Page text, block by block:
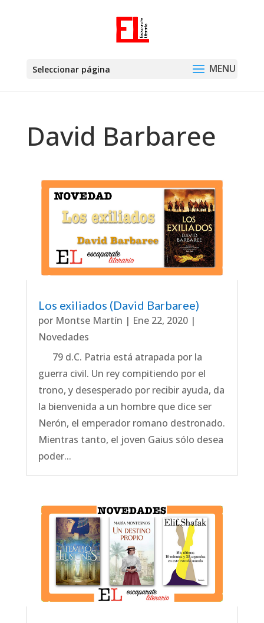
Seleccionar página
David Barbaree
Los exiliados (David Barbaree)
por Montse Martín | Ene 22, 2020|
Novedades
79 d.C. Patria está atrapada por la
guerra civil. Un rey compitiendo por el
trono, y desesperado por recibir ayuda, da
la bienvenida a un hombre que dice ser
Nerón, el emperador romano destronado.
Mientras tanto, el joven Gaius sólo desea
poder...